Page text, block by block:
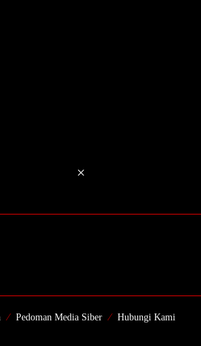
Pedoman Media Siber Hubungi Kami
×